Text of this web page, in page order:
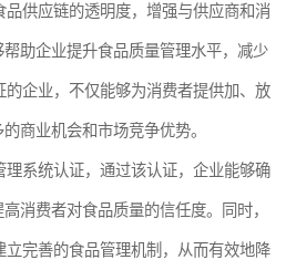
品供应链的透明度，增强与供应商和消
助企业提升食品质量管理水平，减少
的企业，不仅能够为消费者提供加、放
商业机会和市场竞争优势。
理系统认证，通过该认证，企业能够确
消费者对食品质量的信任度。同时，
立完善的食品管理机制，从而有效地降